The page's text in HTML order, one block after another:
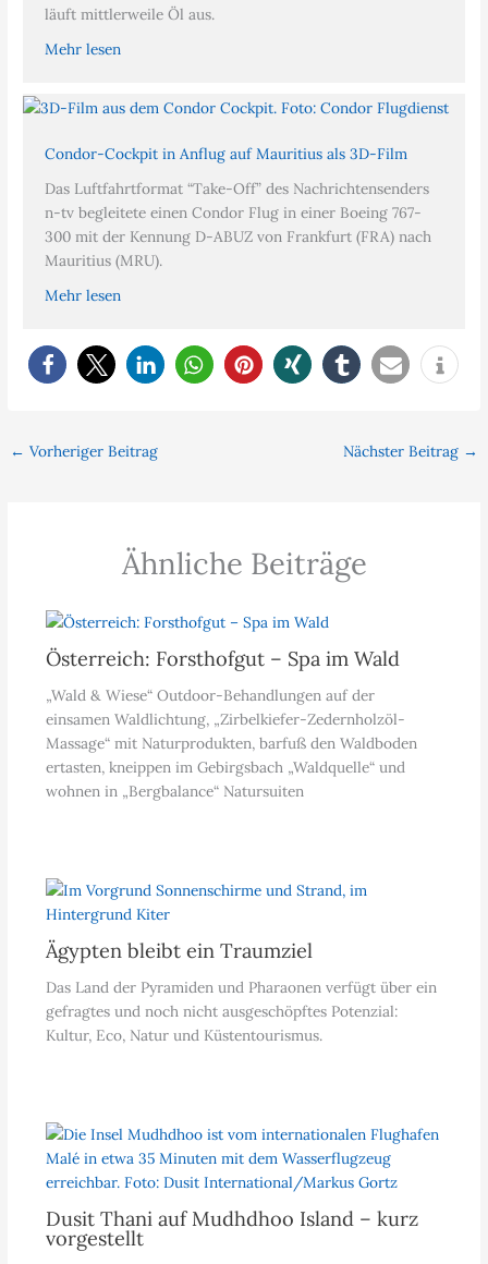
läuft mittlerweile Öl aus.
Mehr lesen
Condor-Cockpit in Anflug auf Mauritius als 3D-Film
Das Luftfahrtformat “Take-Off” des Nachrichtensenders
n-tv begleitete einen Condor Flug in einer Boeing 767-
300 mit der Kennung D-ABUZ von Frankfurt (FRA) nach
Mauritius (MRU).
Mehr lesen
← Vorheriger Beitrag Nächster Beitrag →
Ähnliche Beiträge
Österreich: Forsthofgut – Spa im Wald
„Wald & Wiese“ Outdoor-Behandlungen auf der
einsamen Waldlichtung, „Zirbelkiefer-Zedernholzöl-
Massage“ mit Naturprodukten, barfuß den Waldboden
ertasten, kneippen im Gebirgsbach „Waldquelle“ und
wohnen in „Bergbalance“ Natursuiten
Ägypten bleibt ein Traumziel
Das Land der Pyramiden und Pharaonen verfügt über ein
gefragtes und noch nicht ausgeschöpftes Potenzial:
Kultur, Eco, Natur und Küstentourismus.
Dusit Thani auf Mudhdhoo Island – kurz
vorgestellt